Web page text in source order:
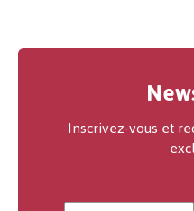
Inscrivez-vous et